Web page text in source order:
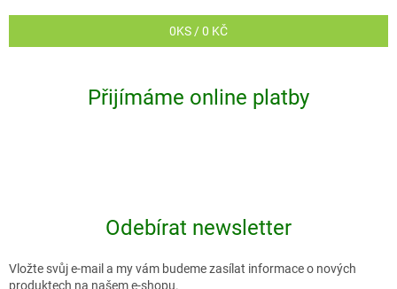
0KS /0 KČ
Přijímáme online platby
Odebírat newsletter
Vložte svůj e-mail a my vám budeme zasílat informace o nových
produktech na našem e-shopu.